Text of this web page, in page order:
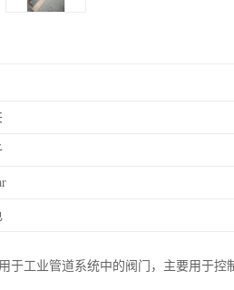
于工业管道系统中的阀门，主要用于控